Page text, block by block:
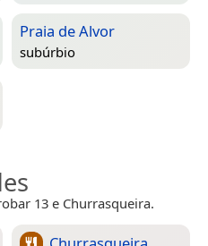
Praia de Alvor
subúrbio
13 e Churrasqueira.